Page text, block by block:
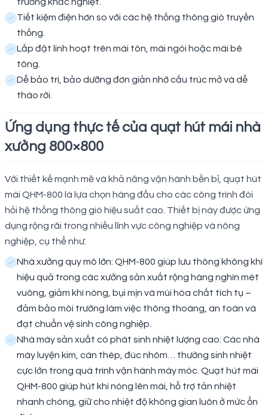
Tiết kiệm điện hơn so với các hệ thống thông gió truyền
thống.
Lắp đặt linh hoạt trên mái tôn, mái ngói hoặc mái bê
tông.
Dễ bảo trì, bảo dưỡng đơn giản nhờ cấu trúc mở và dễ
tháo rời.
Ứng dụng thực tế của quạt hút mái nhà
xưởng 800×800
Với thiết kế mạnh mẽ và khả năng vận hành bền bỉ, quạt hút
mái QHM-800 là lựa chọn hàng đầu cho các công trình đòi
hỏi hệ thống thông gió hiệu suất cao. Thiết bị này được ứng
dụng rộng rãi trong nhiều lĩnh vực công nghiệp và nông
nghiệp, cụ thể như:
Nhà xưởng quy mô lớn: QHM-800 giúp lưu thông không khí
hiệu quả trong các xưởng sản xuất rộng hàng nghìn mét
vuông, giảm khí nóng, bụi mịn và mùi hóa chất tích tụ –
đảm bảo môi trường làm việc thông thoáng, an toàn và
đạt chuẩn vệ sinh công nghiệp.
Nhà máy sản xuất có phát sinh nhiệt lượng cao: Các nhà
máy luyện kim, cán thép, đúc nhôm… thường sinh nhiệt
cực lớn trong quá trình vận hành máy móc. Quạt hút mái
QHM-800 giúp hút khí nóng lên mái, hỗ trợ tản nhiệt
nhanh chóng, giữ cho nhiệt độ không gian luôn ở mức ổn